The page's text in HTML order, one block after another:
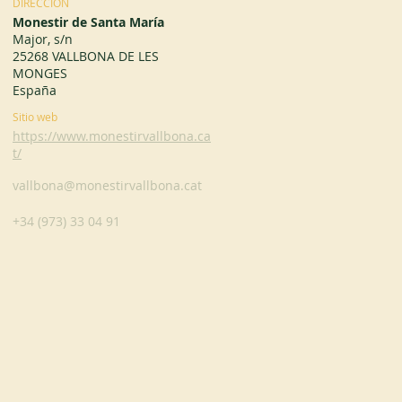
Monestir de Santa María
Major, s/n
25268 VALLBONA DE LES
MONGES
España
Sitio web
https://www.monestirvallbona.ca
t/
vallbona@monestirvallbona.cat
+34 (973) 33 04 91